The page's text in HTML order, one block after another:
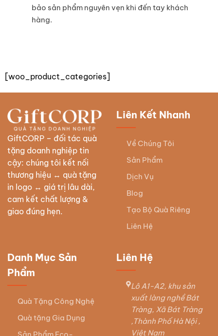
bảo sản phẩm nguyên vẹn khi đến tay khách
hàng.
[woo_product_categories]
GiftCORP – đối tác quà
tặng doanh nghiệp tin
cậy: chúng tôi kết nối
thương hiệu ↔ quà tặng
in logo ↔ giá trị lâu dài,
cam kết chất lượng &
giao đúng hẹn.
Liên Kết Nhanh
Về Chúng Tôi
Sản Phẩm
Dịch Vụ
Blog
Tạo Bộ Quà Riêng
Liên Hệ
Danh Mục Sản
Phẩm
Quà Tặng Công Nghệ
Quà tặng Gia Dụng
Sản Phẩm Eco-
Liên Hệ
Lô A1-A2, khu sản
xuất làng nghề Bát
Tràng, Xã Bát Tràng
,Thành Phố Hà Nội ,
Việt Nam